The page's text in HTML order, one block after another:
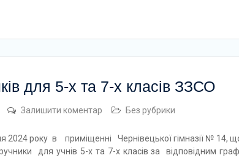
для 5-х та 7-х класів ЗЗСО
Залишити коментар Без рубрики
2024 року в приміщенні Чернівецької гімназії № 14,
для учнів 5-х та 7-х класів за відповідним